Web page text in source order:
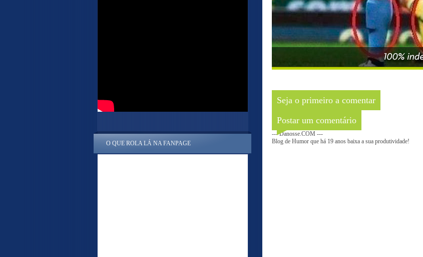
Seja o primeiro a comentar
Postar um comentário
--- Danosse.COM ---
Blog de Humor que há 19 anos baixa a sua produtividade!
O QUE ROLA LÁ NA FANPAGE